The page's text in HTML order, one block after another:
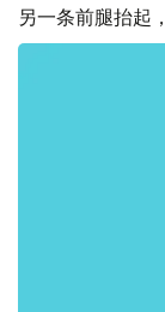
另一条前腿抬起